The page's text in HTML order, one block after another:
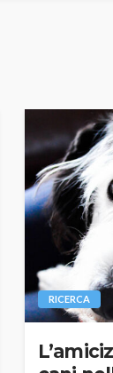
RICERCA